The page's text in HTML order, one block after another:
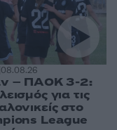
08.08.26
– ΠΑΟΚ 3-2:
για τις
στο
League